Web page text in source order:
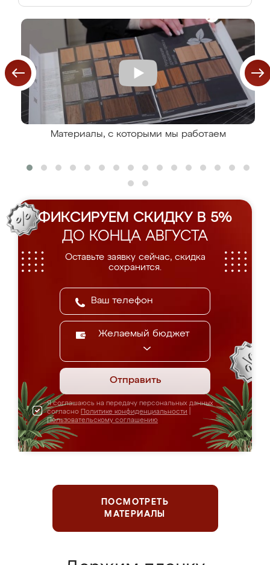
Материалы, с которыми мы работаем
ФИКСИРУЕМ СКИДКУ В 5%
ДО КОНЦА АВГУСТА
Оставьте заявку сейчас, скидка
сохранится.
Желаемый бюджет
Отправить
Я соглашаюсь на передачу персональных данных
согласно Политике конфиденциальности
Пользовательскому соглашению
ПОСМОТРЕТЬ
МАТЕРИАЛЫ